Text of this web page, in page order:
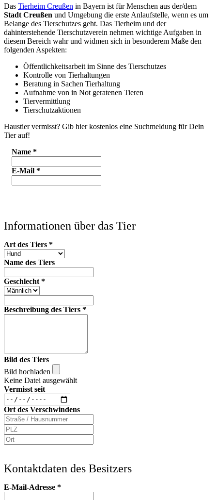
Das Tierheim Creußen in Bayern ist für Menschen aus der/dem
Stadt Creußen und Umgebung die erste Anlaufstelle, wenn es um
Belange des Tierschutzes geht. Das Tierheim und der
dahinterstehende Tierschutzverein nehmen wichtige Aufgaben in
diesem Bereich wahr und widmen sich in besonderem Maße den
folgenden Aspekten:
Öffentlichkeitsarbeit im Sinne des Tierschutzes
Kontrolle von Tierhaltungen
Beratung in Sachen Tierhaltung
Aufnahme von in Not geratenen Tieren
Tiervermittlung
Tierschutzaktionen
Haustier vermisst? Gib hier kostenlos eine Suchmeldung für Dein
Tier auf!
Name *
E-Mail *
Informationen über das Tier
Art des Tiers *
Name des Tiers
Geschlecht *
Beschreibung des Tiers *
Bild des Tiers
Bild hochladen
Keine Datei ausgewählt
Vermisst seit
Ort des Verschwindens
Kontaktdaten des Besitzers
E-Mail-Adresse *